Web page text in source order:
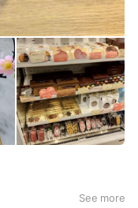
See more